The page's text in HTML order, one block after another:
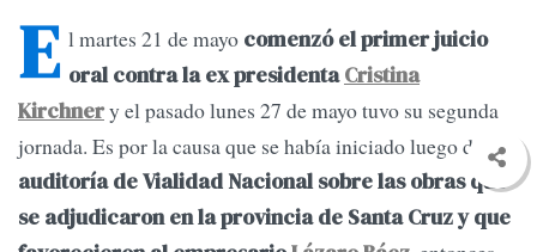
E l martes 21 de mayo comenzó el primer juicio
oral contra la ex presidentaCristina
Kirchnery el pasado lunes 27 de mayo tuvo su segunda
jornada. Es por la causa que se había iniciado luego de una
auditoría de Vialidad Nacional sobre las obras que
se adjudicaron en la provincia de Santa Cruz y que